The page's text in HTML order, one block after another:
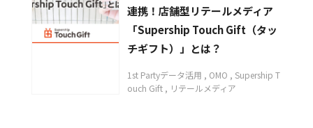
連携！店舗型リテールメディア
「Supership Touch Gift（タッ
チギフト）」とは？
1st Partyデータ活用 OMO
Supership T
ouch Gift
リテールメディア